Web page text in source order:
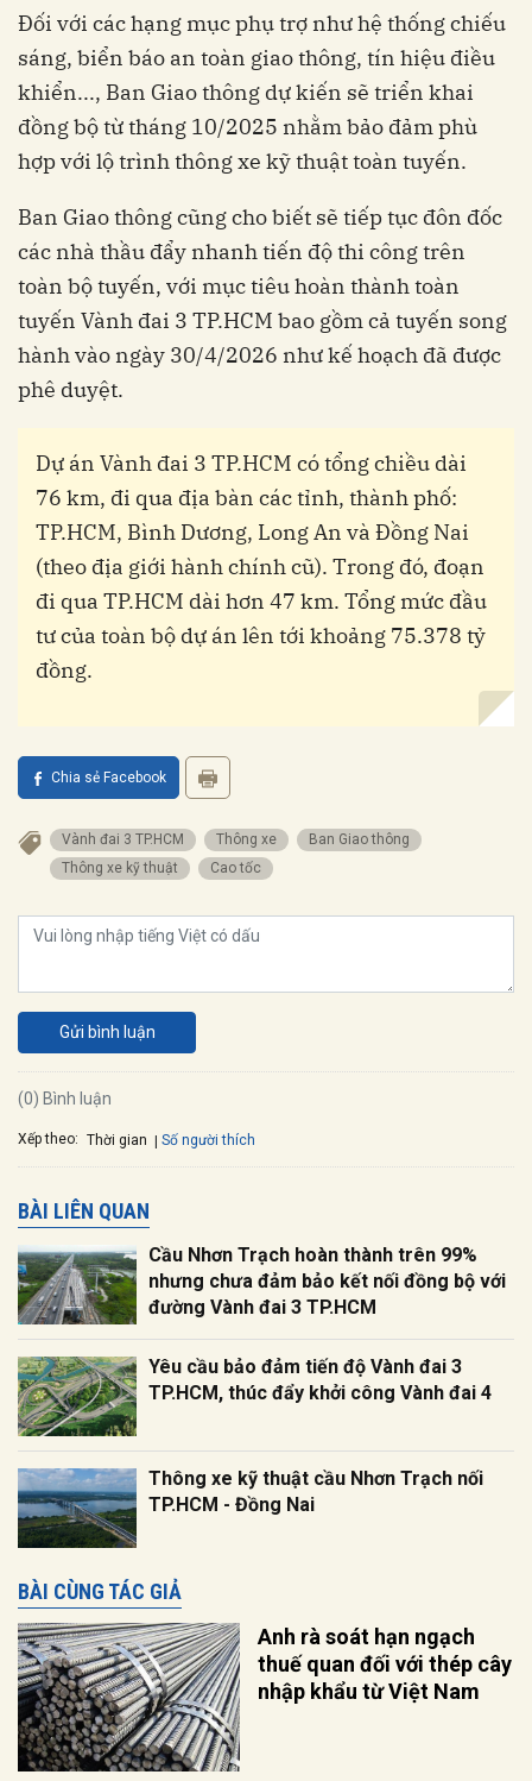
Đối với các hạng mục phụ trợ như hệ thống chiếu
sáng, biển báo an toàn giao thông, tín hiệu điều
khiển..., Ban Giao thông dự kiến sẽ triển khai
đồng bộ từ tháng 10/2025 nhằm bảo đảm phù
hợp với lộ trình thông xe kỹ thuật toàn tuyến.
Ban Giao thông cũng cho biết sẽ tiếp tục đôn đốc
các nhà thầu đẩy nhanh tiến độ thi công trên
toàn bộ tuyến, với mục tiêu hoàn thành toàn
tuyến Vành đai 3 TP.HCM bao gồm cả tuyến song
hành vào ngày 30/4/2026 như kế hoạch đã được
phê duyệt.
Dự án Vành đai 3 TP.HCM có tổng chiều dài
76 km, đi qua địa bàn các tỉnh, thành phố:
TP.HCM, Bình Dương, Long An và Đồng Nai
(theo địa giới hành chính cũ). Trong đó, đoạn
đi qua TP.HCM dài hơn 47 km. Tổng mức đầu
tư của toàn bộ dự án lên tới khoảng 75.378 tỷ
đồng.
Chia sẻ Facebook
Vành đai 3 TP.HCM Thông xe
Ban Giao thông
Thông xe kỹ thuật
Cao tốc
Gửi bình luận
(0) Bình luận
Xếp theo: Thời gian Số người thích
BÀI LIÊN QUAN
Cầu Nhơn Trạch hoàn thành trên 99%
nhưng chưa đảm bảo kết nối đồng bộ với
đường Vành đai 3 TP.HCM
Yêu cầu bảo đảm tiến độ Vành đai 3
TP.HCM, thúc đẩy khởi công Vành đai 4
Thông xe kỹ thuật cầu Nhơn Trạch nối
TP.HCM - Đồng Nai
BÀI CÙNG TÁC GIẢ
Anh rà soát hạn ngạch
thuế quan đối với thép cây
nhập khẩu từ Việt Nam